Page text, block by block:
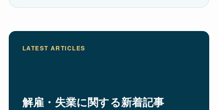
LATEST ARTICLES
解雇・失業に関する新着記事